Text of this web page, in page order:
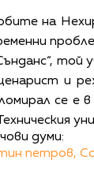
на
той
и
се е
думи:
петров,